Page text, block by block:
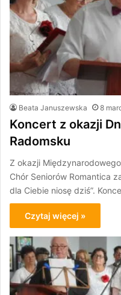
Beata Januszewska 8
Koncert z okazji
Radomsku
Z okazji
Chór Seniorów Romantica
dla Ciebie niosę dziś”.
Czytaj więcej »